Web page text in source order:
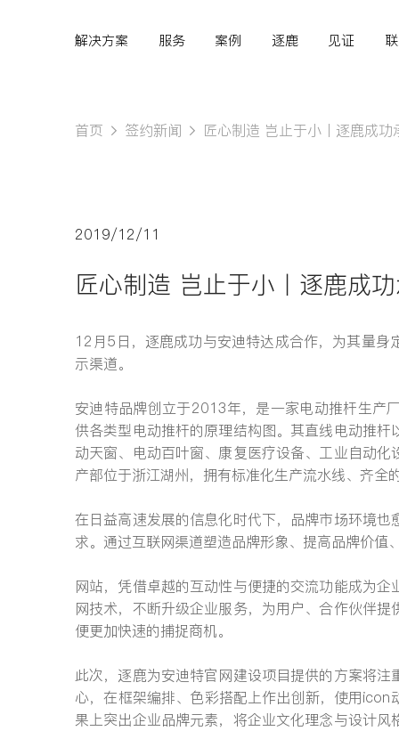
解决方案 服务 案例 逐鹿 见证
首页 签约新闻 匠心制造 岂止于小丨逐鹿成
2019/12/11
匠心制造 岂止于小丨逐鹿成
12月5日，逐鹿成功与安迪特达成合作，为其量
示渠道。
安迪特品牌创立于2013年，是一家电动推杆生产
供各类型电动推杆的原理结构图。其直线电动推
动天窗、电动百叶窗、康复医疗设备、工业自动
产部位于浙江湖州，拥有标准化生产流水线、齐全
在日益高速发展的信息化时代下，品牌市场环境
求。通过互联网渠道塑造品牌形象、提高品牌价值
网站，凭借卓越的互动性与便捷的交流功能成为
网技术，不断升级企业服务，为用户、合作伙伴
便更加快速的捕捉商机。
此次，逐鹿为安迪特官网建设项目提供的方案将
心，在框架编排、色彩搭配上作出创新，使用
果上突出企业品牌元素，将企业文化理念与设计
认真聆听您的需求
是我们最重要的工作之
一...